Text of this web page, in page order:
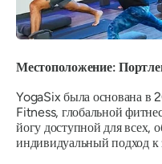
Местоположение:
YogaSix была основана в
Fitness, глобальной
йогу доступной для всех,
индивидуальный подход к